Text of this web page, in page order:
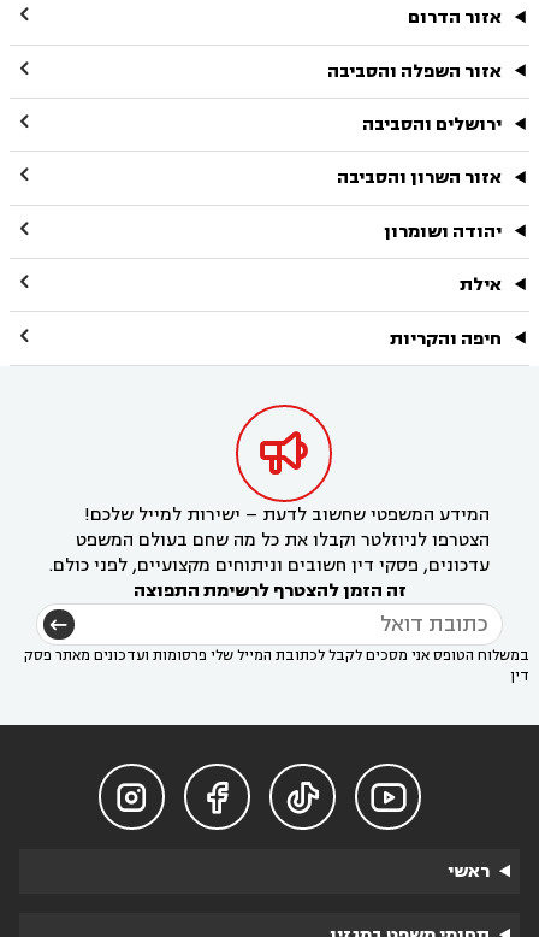
אזור הדרום 
אזור השפלה והסביבה 
ירושלים והסביבה 
אזור השרון והסביבה 
יהודה ושומרון 
אילת 
חיפה והקריות 

המידע המשפטי שחשוב לדעת – ישירות למייל שלכם!
הצטרפו לניוזלטר וקבלו את כל מה שחם בעולם המשפט
עדכונים, פסקי דין חשובים וניתוחים מקצועיים, לפני כולם.
זה הזמן להצטרף לרשימת התפוצה
במשלוח הטופס אני מסכים לקבל לכתובת המייל שלי פרסומות ועדכונים מאתר פסק
דין




ראשי